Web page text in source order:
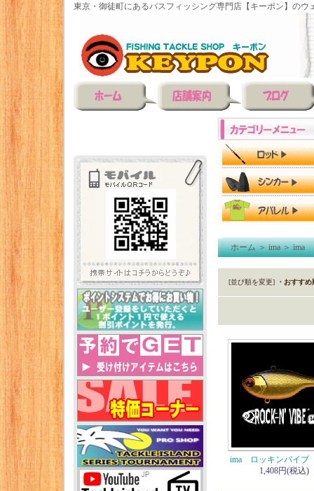
東京・御徒町にあるバスフィッシング専門店【キーポン】のウ
ホーム＞ima＞ima
[並び順を変更] ・おすすめ
ima ロッキンバイブ
1,408円(税込)